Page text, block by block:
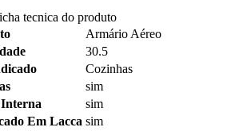
tecnica do produto
Armário Aéreo
30.5
Cozinhas
sim
sim
Em Lacca sim